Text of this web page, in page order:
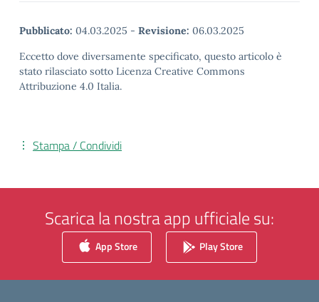
Pubblicato: 04.03.2025 - Revisione: 06.03.2025
Eccetto dove diversamente specificato, questo articolo è
stato rilasciato sotto Licenza Creative Commons
Attribuzione 4.0 Italia.
Stampa / Condividi
Scarica la nostra app ufficiale su:
App Store Play Store